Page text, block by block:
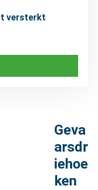
versterkt
Geva
arsdr
iehoe
ken